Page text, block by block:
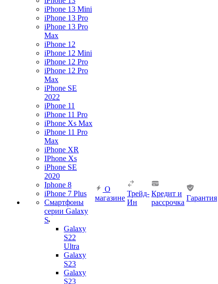
iPhone 13 Mini
iPhone 13 Pro
iPhone 13 Pro
Max
iPhone 12
iPhone 12 Mini
iPhone 12 Pro
iPhone 12 Pro
Max
iPhone SE
2022
iPhone 11
iPhone 11 Pro
iPhone Xs Max
iPhone 11 Pro
Max
iPhone XR
IPhone Xs
iPhone SE
2020
Iphone 8
iPhone 7 Plus
Смартфоны
серии Galaxy
S
Galaxy
S22
Ultra
Galaxy
S23
Galaxy
S23
О
магазине
Трейд-
Ин
Кредит и
рассрочка
Гарантия